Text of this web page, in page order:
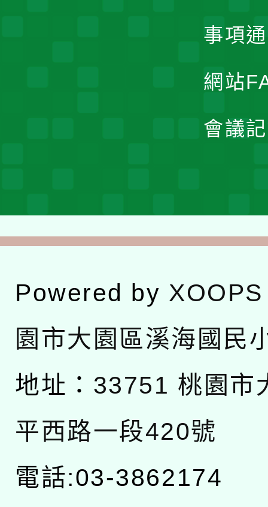
事項
網站
會議
Powered by XOOPS
園市大園區溪海國民
地址： 33751 桃園市
平西路一段420號
電話:03-3862174